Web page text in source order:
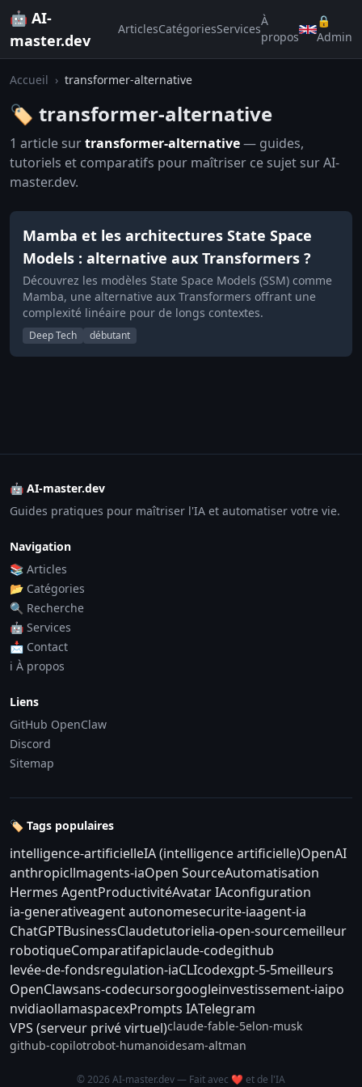
🤖 AI-
master.dev
ArticlesCatégoriesServices
À
propos
🔒
Admin
Accueil › transformer-alternative
🏷️ transformer-alternative
1 article surtransformer-alternative— guides,
tutoriels et comparatifs pour maîtriser ce sujet sur AI-
master.dev.
Mamba et les architectures State Space
Models : alternative aux Transformers ?
Découvrez les modèles State Space Models (SSM) comme
Mamba, une alternative aux Transformers offrant une
complexité linéaire pour de longs contextes.
Deep Tech débutant
🤖 AI-master.dev
Guides pratiques pour maîtriser l'IA et automatiser votre vie.
Navigation
📚 Articles
📂 Catégories
🔍 Recherche
🤖 Services
📩 Contact
ℹ️ À propos
Liens
GitHub OpenClaw
Discord
Sitemap
🏷️ Tags populaires
intelligence-artificielleIA (intelligence artificielle)OpenAI
anthropicllmagents-iaOpen SourceAutomatisation
Hermes AgentProductivitéAvatar IAconfiguration
ia-generativeagent autonomesecurite-iaagent-ia
ChatGPTBusinessClaudetutorielia-open-sourcemeilleur
robotiqueComparatifapiclaude-codegithub
levée-de-fondsregulation-iaCLIcodexgpt-5-5meilleurs
OpenClawsans-codecursorgoogleinvestissement-iaipo
nvidiaollamaspacexPrompts IATelegram
VPS (serveur privé virtuel)claude-fable-5elon-musk
github-copilotrobot-humanoidesam-altman
© 2026 AI-master.dev — Fait avec ❤️ et de l'IA